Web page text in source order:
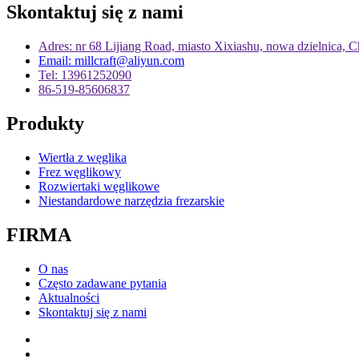
Skontaktuj się z nami
Adres: nr 68 Lijiang Road, miasto Xixiashu, nowa dzielnica,
Email: millcraft@aliyun.com
Tel: 13961252090
86-519-85606837
Produkty
Wiertła z węglika
Frez węglikowy
Rozwiertaki węglikowe
Niestandardowe narzędzia frezarskie
FIRMA
O nas
Często zadawane pytania
Aktualności
Skontaktuj się z nami